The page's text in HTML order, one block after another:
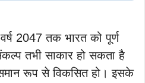
2047 तक भारत को पूर्ण
तभी साकार हो सकता है
रूप से विकसित हो। इसके